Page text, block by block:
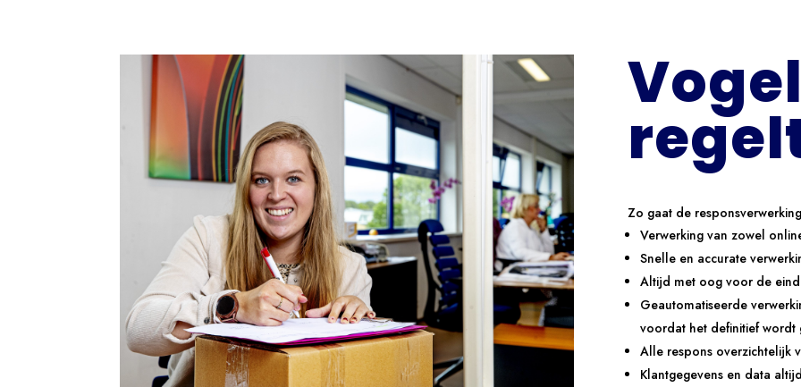
Zo gaat de
Verwerking van zowel
Snelle en accurate
Altijd met oog voor de
Geautomatiseerde
voordat het definitief wordt
Alle respons overzichtelijk
Klantgegevens en data